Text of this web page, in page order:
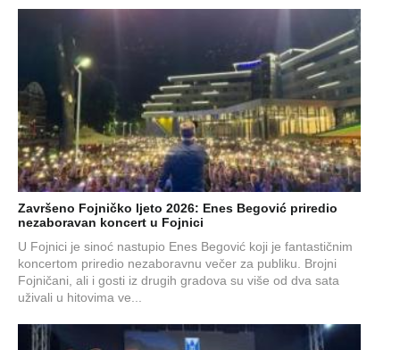
Završeno Fojničko ljeto 2026: Enes Begović priredio
nezaboravan koncert u Fojnici
U Fojnici je sinoć nastupio Enes Begović koji je fantastičnim
koncertom priredio nezaboravnu večer za publiku. Brojni
Fojničani, ali i gosti iz drugih gradova su više od dva sata
uživali u hitovima ve...